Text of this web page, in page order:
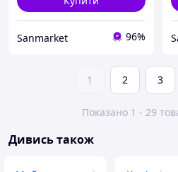
Sanmarket 96%
1 2 3
Показано 1 - 29
Дивись також